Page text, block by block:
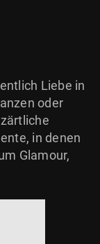
Liebe in
oder
in denen
Glamour,